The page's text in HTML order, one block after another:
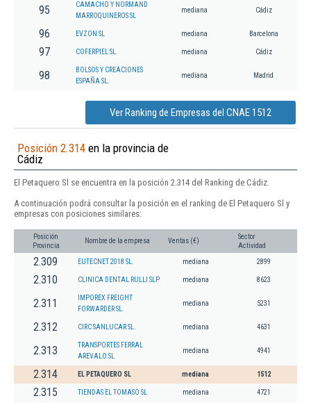
95
CAMACHO Y NORMAND
MARROQUINEROS SL
mediana Cádiz
96 EVZON SL mediana Barcelona
97 COFERPIEL SL mediana Cádiz
98
BOLSOS Y CREACIONES
ESPAÑA SL.
mediana Madrid
Ver Ranking de Empresas del CNAE 1512
Posición 2.314 en la provincia de
Cádiz
El Petaquero Sl se encuentra en la posición 2.314 del Ranking de Cádiz.
A continuación podrá consultar la posición en el ranking de El Petaquero Sl y
empresas con posiciones similares:
Posición
Provincia
Nombre de la empresa Ventas (€)
Sector
Actividad
2.309 EUTECNET 2018 SL. mediana 2899
2.310 CLINICA DENTAL RULLI SLP mediana 8623
2.311
IMPOREX FREIGHT
FORWARDER SL.
mediana 5231
2.312 CIRC SANLUCAR SL. mediana 4631
2.313
TRANSPORTES FERRAL
AREVALO SL
mediana 4941
2.314 EL PETAQUERO SL mediana 1512
2.315 TIENDAS EL TOMASO SL mediana 4721